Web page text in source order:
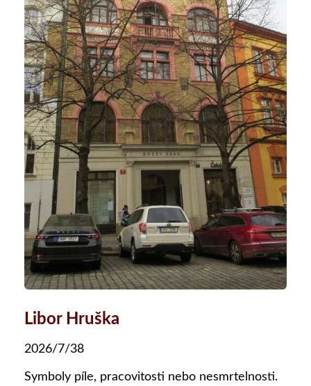
Libor Hruška
2026/7/38
Symboly píle, pracovitosti nebo nesmrtelnosti.